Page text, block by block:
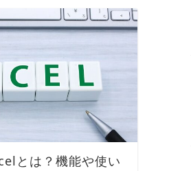
とは？機能や使い